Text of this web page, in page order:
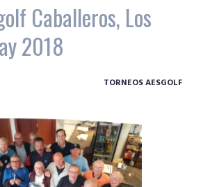
Caballeros, Los
2018
TORNEOS AESGOLF